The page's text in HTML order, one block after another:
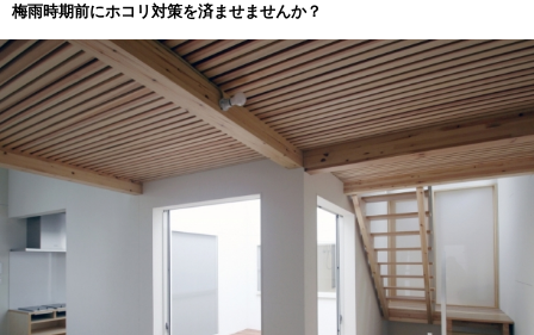
梅雨時期前にホコリ対策を済ませませんか？